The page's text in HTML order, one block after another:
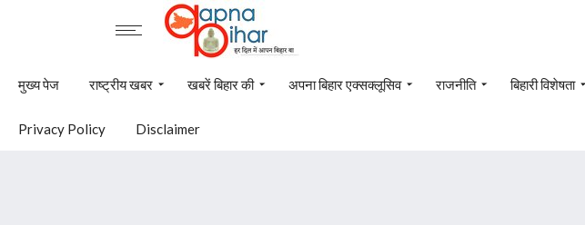
मुख्य पेज राष्ट्रीय खबर खबरें बिहार की अपना बिहार एक्सक्लूसिव राजनीति बिहारी विशेषता
Privacy Policy Disclaimer